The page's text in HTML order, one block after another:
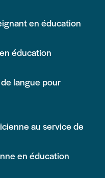
en éducation
éducation
langue pour
au service de
en éducation